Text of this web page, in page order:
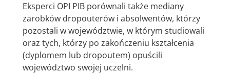
Eksperci OPI PIB porównali także mediany
zarobków dropouterów i absolwentów, którzy
pozostali w województwie, w którym studiowali
oraz tych, którzy po zakończeniu kształcenia
(dyplomem lub dropoutem) opuścili
województwo swojej uczelni.